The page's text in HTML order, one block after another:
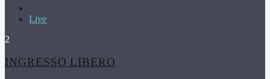
Live
2
INGRESSO LIBERO